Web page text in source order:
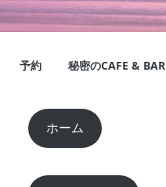
予約 秘密のCAFE & BAR
ホーム